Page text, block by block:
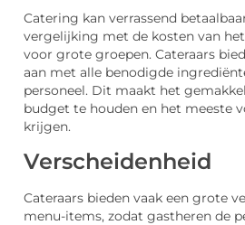
Catering kan verrassend
vergelijking met de kosten van
voor grote groepen. Cateraars
aan met alle benodigde
personeel. Dit maakt het
budget te houden en het meeste
krijgen.
Verscheidenheid
Cateraars bieden vaak een grote
menu-items, zodat gastheren de